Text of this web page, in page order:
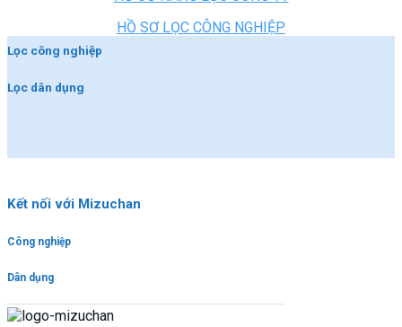
HỒ SƠ LỌC CÔNG NGHIỆP
Lọc công nghiệp
Lọc dân dụng
Kết nối với Mizuchan
Công nghiệp
Dân dụng